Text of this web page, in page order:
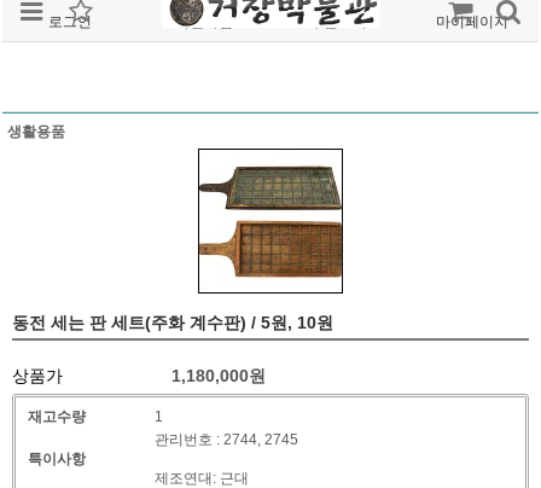
로그인 회원가입 주문조회 마이페이지
생활용품
동전 세는 판 세트(주화 계수판) / 5원, 10원
상품가 1,180,000원
재고수량 1
특이사항
관리번호 : 2744, 2745
제조연대: 근대